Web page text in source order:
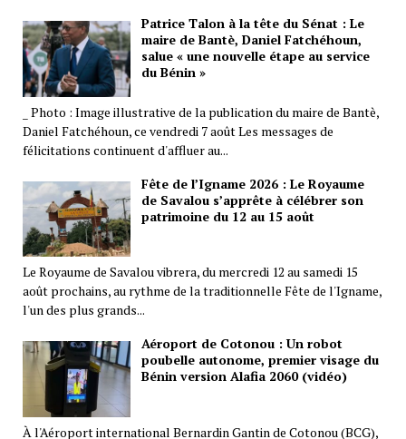
Patrice Talon à la tête du Sénat : Le
maire de Bantè, Daniel Fatchéhoun,
salue « une nouvelle étape au service
du Bénin »
_ Photo : Image illustrative de la publication du maire de Bantè,
Daniel Fatchéhoun, ce vendredi 7 août Les messages de
félicitations continuent d'affluer au...
Fête de l’Igname 2026 : Le Royaume
de Savalou s’apprête à célébrer son
patrimoine du 12 au 15 août
Le Royaume de Savalou vibrera, du mercredi 12 au samedi 15
août prochains, au rythme de la traditionnelle Fête de l'Igname,
l'un des plus grands...
Aéroport de Cotonou : Un robot
poubelle autonome, premier visage du
Bénin version Alafia 2060 (vidéo)
À l'Aéroport international Bernardin Gantin de Cotonou (BCG),